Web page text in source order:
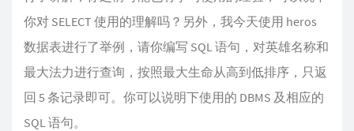
你对 SELECT 使用的理解吗？另外，我今天使用 heros
数据表进行了举例，请你编写 SQL 语句，对英雄名称和
最大法力进行查询，按照最大生命从高到低排序，只返
回 5 条记录即可。你可以说明下使用的 DBMS 及相应的
SQL 语句。